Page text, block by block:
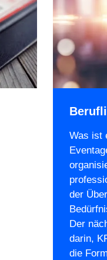
Was ist
der
Der
darin,
die